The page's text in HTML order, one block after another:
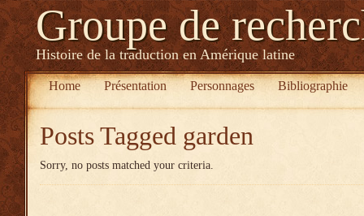
Groupe de
Histoire de la traduction en Amérique latine
Home Présentation Personnages Bibliographie
Posts Tagged garden
Sorry, no posts matched your criteria.